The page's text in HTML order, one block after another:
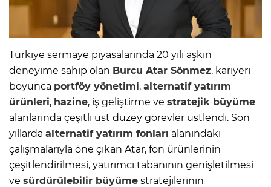
Türkiye sermaye piyasalarında 20 yılı aşkın
deneyime sahip olan Burcu Atar Sönmez, kariyeri
boyunca portföy yönetimi, alternatif yatırım
ürünleri, hazine, iş geliştirme ve stratejik büyüme
alanlarında çeşitli üst düzey görevler üstlendi. Son
yıllarda alternatif yatırım fonları alanındaki
çalışmalarıyla öne çıkan Atar, fon ürünlerinin
çeşitlendirilmesi, yatırımcı tabanının genişletilmesi
ve sürdürülebilir büyüme stratejilerinin